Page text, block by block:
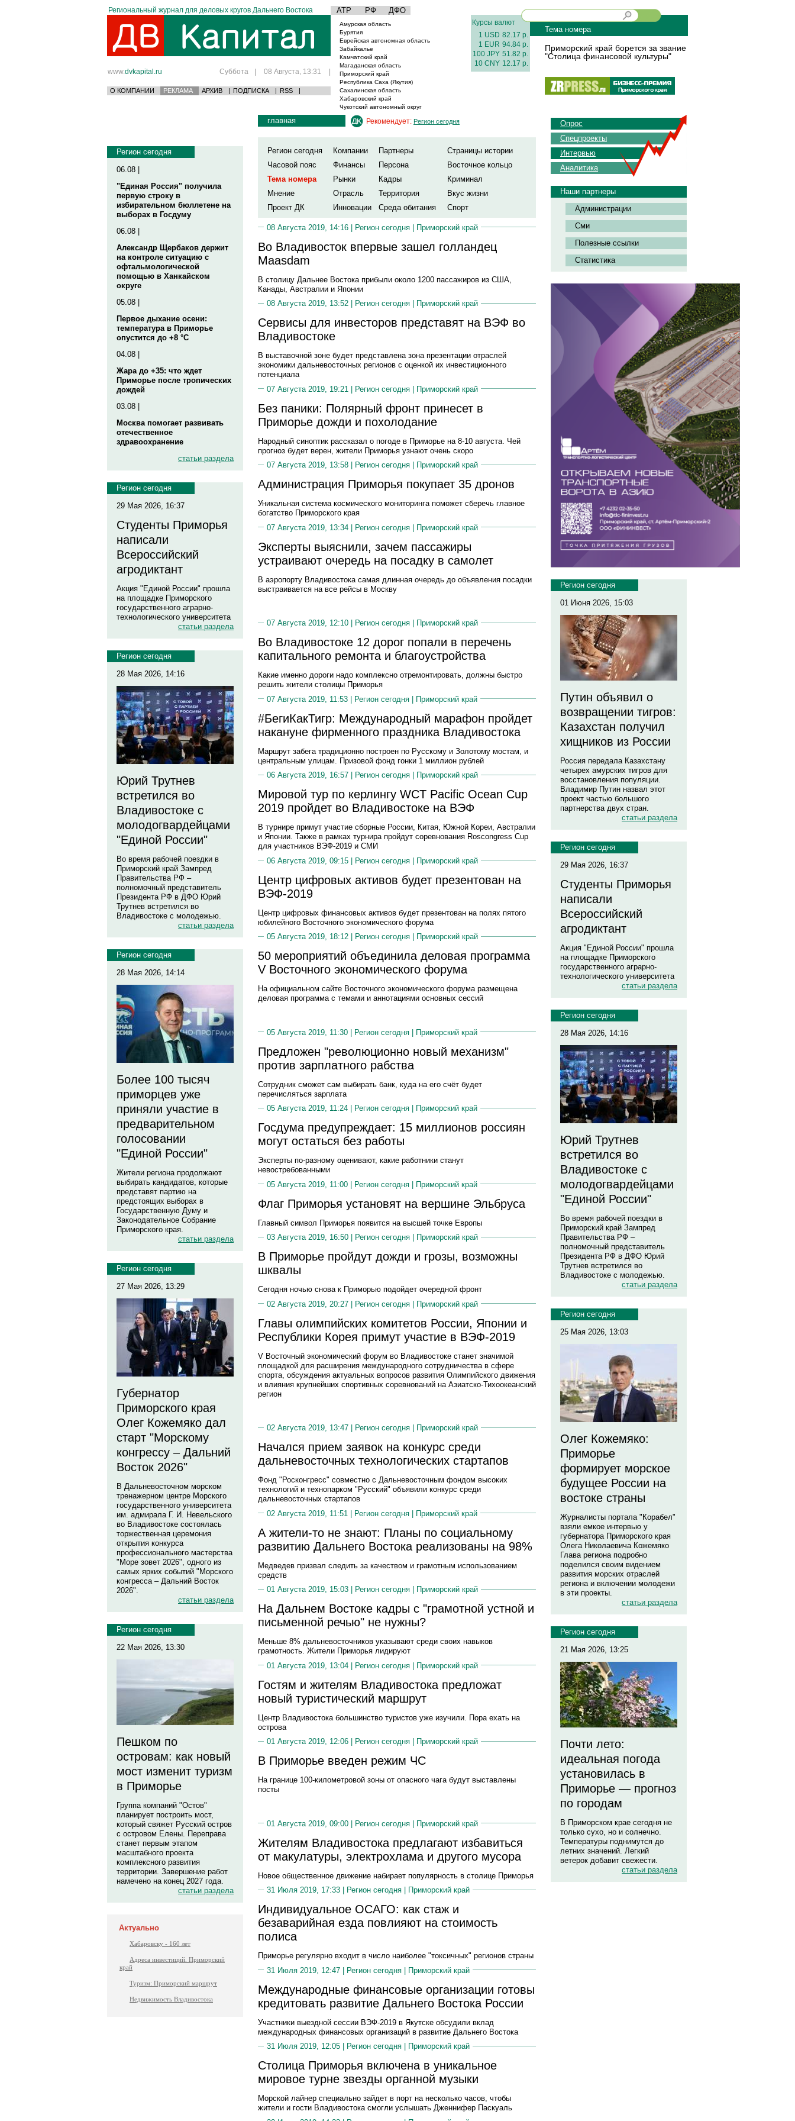
Региональный журнал для деловых кругов Дальнего Востока АТР РФ ДФО
www.dvkapital.ru Суббота | 08 Августа, 13:31 |
О КОМПАНИИ РЕКЛАМА АРХИВ | ПОДПИСКА | RSS |
Амурская область
Бурятия
Еврейская автономная область
Забайкалье
Камчатский край
Магаданская область
Приморский край
Республика Саха (Якутия)
Сахалинская область
Хабаровский край
Чукотский автономный округ
Курсы валют
1 USD 82.17 р.
1 EUR 94.84 р.
100 JPY 51.82 р.
10 CNY 12.17 р.
Тема номера
Приморский край борется за звание
"Столица финансовой культуры"
Регион сегодня
06.08 |
"Единая Россия" получила
первую строку в
избирательном бюллетене на
выборах в Госдуму
06.08 |
Александр Щербаков держит
на контроле ситуацию с
офтальмологической
помощью в Ханкайском
округе
05.08 |
Первое дыхание осени:
температура в Приморье
опустится до +8 °C
04.08 |
Жара до +35: что ждет
Приморье после тропических
дождей
03.08 |
Москва помогает развивать
отечественное
здравоохранение
статьи раздела
Регион сегодня
29 Мая 2026, 16:37
Студенты Приморья
написали
Всероссийский
агродиктант
Акция "Единой России" прошла
на площадке Приморского
государственного аграрно-
технологического университета
статьи раздела
Регион сегодня
28 Мая 2026, 14:16
Юрий Трутнев
встретился во
Владивостоке с
молодогвардейцами
"Единой России"
Во время рабочей поездки в
Приморский край Зампред
Правительства РФ –
полномочный представитель
Президента РФ в ДФО Юрий
Трутнев встретился во
Владивостоке с молодежью.
статьи раздела
Регион сегодня
28 Мая 2026, 14:14
Более 100 тысяч
приморцев уже
приняли участие в
предварительном
голосовании
"Единой России"
Жители региона продолжают
выбирать кандидатов, которые
представят партию на
предстоящих выборах в
Государственную Думу и
Законодательное Собрание
Приморского края.
статьи раздела
Регион сегодня
27 Мая 2026, 13:29
Губернатор
Приморского края
Олег Кожемяко дал
старт "Морскому
конгрессу – Дальний
Восток 2026"
В Дальневосточном морском
тренажерном центре Морского
государственного университета
им. адмирала Г. И. Невельского
во Владивостоке состоялась
торжественная церемония
открытия конкурса
профессионального мастерства
"Море зовет 2026", одного из
самых ярких событий "Морского
конгресса – Дальний Восток
2026".
статьи раздела
Регион сегодня
22 Мая 2026, 13:30
Пешком по
островам: как новый
мост изменит туризм
в Приморье
Группа компаний "Остов"
планирует построить мост,
который свяжет Русский остров
с островом Елены. Переправа
станет первым этапом
масштабного проекта
комплексного развития
территории. Завершение работ
намечено на конец 2027 года.
статьи раздела
Актуально
Хабаровску - 160 лет
Адреса инвестиций. Приморский
край
Туризм: Приморский маршрут
Недвижимость Владивостока
главная Рекомендует: Регион сегодня
Регион сегодня Компании Партнеры
Страницы истории
Часовой пояс
Финансы Персона
Восточное кольцо
Тема номера
Рынки Кадры
Криминал
Мнение
Отрасль Территория
Вкус жизни
Проект ДК
Инновации Среда обитания Спорт
08 Августа 2019, 14:16 | Регион сегодня | Приморский край
Во Владивосток впервые зашел голландец
Maasdam
В столицу Дальнее Востока прибыли около 1200 пассажиров из США,
Канады, Австралии и Японии
08 Августа 2019, 13:52 |
Регион сегодня Приморский край
Сервисы для инвесторов представят на ВЭФ во
Владивостоке
В выставочной зоне будет представлена зона презентации отраслей
экономики дальневосточных регионов с оценкой их инвестиционного
потенциала
07 Августа 2019, 19:21 | Регион сегодня | Приморский край
Без паники: Полярный фронт принесет в
Приморье дожди и похолодание
Народный синоптик рассказал о погоде в Приморье на 8-10 августа. Чей
прогноз будет верен, жители Приморья узнают очень скоро
07 Августа 2019, 13:58 |
Регион сегодня Приморский край
Администрация Приморья покупает 35 дронов
Уникальная система космического мониторинга поможет сберечь главное
богатство Приморского края
07 Августа 2019, 13:34 | Регион сегодня | Приморский край
Эксперты выяснили, зачем пассажиры
устраивают очередь на посадку в самолет
В аэропорту Владивостока самая длинная очередь до объявления посадки
выстраивается на все рейсы в Москву
07 Августа 2019, 12:10 | Регион сегодня Приморский край
Во Владивостоке 12 дорог попали в перечень
капитального ремонта и благоустройства
Какие именно дороги надо комплексно отремонтировать, должны быстро
решить жители столицы Приморья
07 Августа 2019, 11:53 | Регион сегодня | Приморский край
#БегиКакТигр: Международный марафон пройдет
накануне фирменного праздника Владивостока
Маршрут забега традиционно построен по Русскому и Золотому мостам, и
центральным улицам. Призовой фонд гонки 1 миллион рублей
06 Августа 2019, 16:57 |
Регион сегодня Приморский край
Мировой тур по керлингу WCT Pacific Ocean Cup
2019 пройдет во Владивостоке на ВЭФ
В турнире примут участие сборные России, Китая, Южной Кореи, Австралии
и Японии. Также в рамках турнира пройдут соревнования Roscongress Cup
для участников ВЭФ-2019 и СМИ
06 Августа 2019, 09:15 | Регион сегодня | Приморский край
Центр цифровых активов будет презентован на
ВЭФ-2019
Центр цифровых финансовых активов будет презентован на полях пятого
юбилейного Восточного экономического форума
05 Августа 2019, 18:12 |
Регион сегодня Приморский край
50 мероприятий объединила деловая программа
V Восточного экономического форума
На официальном сайте Восточного экономического форума размещена
деловая программа с темами и аннотациями основных сессий
05 Августа 2019, 11:30 | Регион сегодня | Приморский край
Предложен "революционно новый механизм"
против зарплатного рабства
Сотрудник сможет сам выбирать банк, куда на его счёт будет
перечисляться зарплата
05 Августа 2019, 11:24 |
Регион сегодня Приморский край
Госдума предупреждает: 15 миллионов россиян
могут остаться без работы
Эксперты по-разному оценивают, какие работники станут
невостребованными
05 Августа 2019, 11:00 | Регион сегодня | Приморский край
Флаг Приморья установят на вершине Эльбруса
Главный символ Приморья появится на высшей точке Европы
03 Августа 2019, 16:50 |
Регион сегодня Приморский край
В Приморье пройдут дожди и грозы, возможны
шквалы
Сегодня ночью снова к Приморью подойдет очередной фронт
02 Августа 2019, 20:27 | Регион сегодня | Приморский край
Главы олимпийских комитетов России, Японии и
Республики Корея примут участие в ВЭФ-2019
V Воcточный экономический форум во Владивостоке станет значимой
площадкой для расширения международного сотрудничества в сфере
спорта, обсуждения актуальных вопросов развития Олимпийского движения
и влияния крупнейших спортивных соревнований на Азиатско-Тихоокеанский
регион
02 Августа 2019, 13:47 | Регион сегодня Приморский край
Начался прием заявок на конкурс среди
дальневосточных технологических стартапов
Фонд "Росконгресс" совместно с Дальневосточным фондом высоких
технологий и технопарком "Русский" объявили конкурс среди
дальневосточных стартапов
02 Августа 2019, 11:51 | Регион сегодня | Приморский край
А жители-то не знают: Планы по социальному
развитию Дальнего Востока реализованы на 98%
Медведев призвал следить за качеством и грамотным использованием
средств
01 Августа 2019, 15:03 |
Регион сегодня Приморский край
На Дальнем Востоке кадры с "грамотной устной и
письменной речью" не нужны?
Меньше 8% дальневосточников указывают среди своих навыков
грамотность. Жители Приморья лидируют
01 Августа 2019, 13:04 | Регион сегодня | Приморский край
Гостям и жителям Владивостока предложат
новый туристический маршрут
Центр Владивостока большинство туристов уже изучили. Пора ехать на
острова
01 Августа 2019, 12:06 |
Регион сегодня Приморский край
В Приморье введен режим ЧС
На границе 100-километровой зоны от опасного чага будут выставлены
посты
01 Августа 2019, 09:00 | Регион сегодня | Приморский край
Жителям Владивостока предлагают избавиться
от макулатуры, электрохлама и другого мусора
Новое общественное движение набирает популярность в столице Приморья
31 Июля 2019, 17:33 |
Регион сегодня Приморский край
Индивидуальное ОСАГО: как стаж и
безаварийная езда повлияют на стоимость
полиса
Приморье регулярно входит в число наиболее "токсичных" регионов страны
31 Июля 2019, 12:47 | Регион сегодня | Приморский край
Международные финансовые организации готовы
кредитовать развитие Дальнего Востока России
Участники выездной сессии ВЭФ-2019 в Якутске обсудили вклад
международных финансовых организаций в развитие Дальнего Востока
31 Июля 2019, 12:05 |
Регион сегодня Приморский край
Столица Приморья включена в уникальное
мировое турне звезды органной музыки
Морской лайнер специально зайдет в порт на несколько часов, чтобы
жители и гости Владивостока смогли услышать Дженнифер Паскуаль
Опрос
Спецпроекты
Интервью
Аналитика
Наши партнеры
Администрации
Сми
Полезные ссылки
Статистика
Регион сегодня
01 Июня 2026, 15:03
Путин объявил о
возвращении тигров:
Казахстан получил
хищников из России
Россия передала Казахстану
четырех амурских тигров для
восстановления популяции.
Владимир Путин назвал этот
проект частью большого
партнерства двух стран.
статьи раздела
Регион сегодня
29 Мая 2026, 16:37
Студенты Приморья
написали
Всероссийский
агродиктант
Акция "Единой России" прошла
на площадке Приморского
государственного аграрно-
технологического университета
статьи раздела
Регион сегодня
28 Мая 2026, 14:16
Юрий Трутнев
встретился во
Владивостоке с
молодогвардейцами
"Единой России"
Во время рабочей поездки в
Приморский край Зампред
Правительства РФ –
полномочный представитель
Президента РФ в ДФО Юрий
Трутнев встретился во
Владивостоке с молодежью.
статьи раздела
Регион сегодня
25 Мая 2026, 13:03
Олег Кожемяко:
Приморье
формирует морское
будущее России на
востоке страны
Журналисты портала "Корабел"
взяли емкое интервью у
губернатора Приморского края
Олега Николаевича Кожемяко
Глава региона подробно
поделился своим видением
развития морских отраслей
региона и включении молодежи
в эти проекты.
статьи раздела
Регион сегодня
21 Мая 2026, 13:25
Почти лето:
идеальная погода
установилась в
Приморье — прогноз
по городам
В Приморском крае сегодня не
только сухо, но и солнечно.
Температуры поднимутся до
летних значений. Легкий
ветерок добавит свежести.
статьи раздела